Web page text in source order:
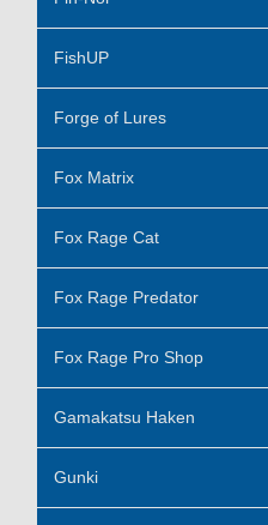
FishUP
Forge of Lures
Fox Matrix
Fox Rage Cat
Fox Rage Predator
Fox Rage Pro Shop
Gamakatsu Haken
Gunki